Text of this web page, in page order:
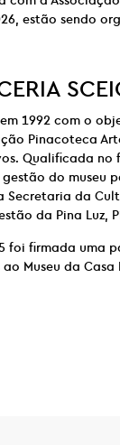
estão sendo
1992 com o
Pinacoteca
Qualificada no
gestão do museu
Secretaria da
da Pina Luz,
foi firmada uma
Museu da Casa